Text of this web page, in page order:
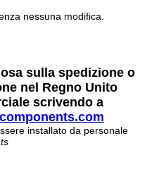
nessuna modifica.
sulla spedizione o
nel Regno Unito
scrivendo a
installato da personale